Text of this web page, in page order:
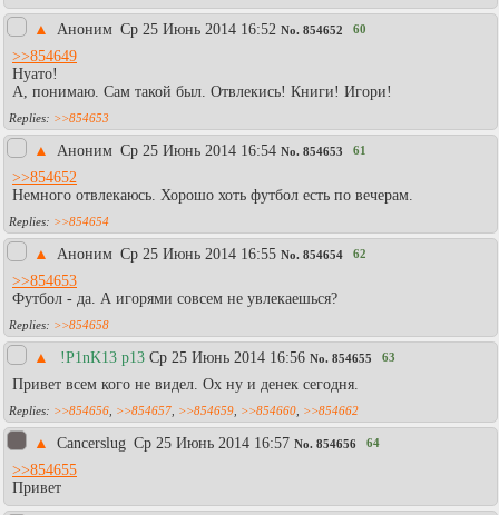
▲ Аноним Ср 25 Июнь 2014 16:52 No. 854652 60
>>854649
Нуато!
А, понимаю. Сам такой был. Отвлекись! Книги! Игори!
>>854653
▲ Аноним Ср 25 Июнь 2014 16:54 No. 854653 61
>>854652
Немного отвлекаюсь. Хорошо хоть футбол есть по вечерам.
>>854654
▲ Аноним Ср 25 Июнь 2014 16:55 No. 854654 62
>>854653
Футбол - да. А игорями совсем не увлекаешься?
>>854658
▲ !P1nK13 p13 Ср 25 Июнь 2014 16:56 No. 854655 63
Привет всем кого не видел. Ох ну и денек сегодня.
>>854656 >>854657 >>854659 >>854660 >>854662
▲ Cancerslug Ср 25 Июнь 2014 16:57 No. 854656 64
>>854655
Привет